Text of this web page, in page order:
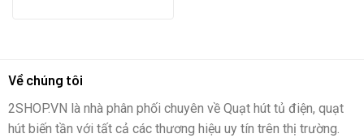
Về chúng tôi
2SHOP.VN là nhà phân phối chuyên về Quạt hút tủ điện, quạt
hút biến tần với tất cả các thương hiệu uy tín trên thị trường.